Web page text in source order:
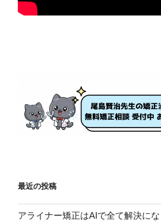
最近の投稿
アライナー矯正はAIで全て解決に